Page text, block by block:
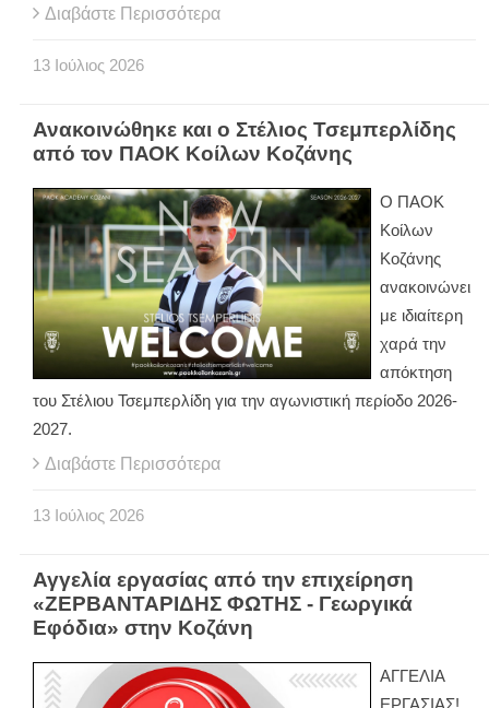
Διαβάστε Περισσότερα
13 Ιούλιος 2026
Ανακοινώθηκε και ο Στέλιος Τσεμπερλίδης
από τον ΠΑΟΚ Κοίλων Κοζάνης
Ο ΠΑΟΚ
Κοίλων
Κοζάνης
ανακοινώνει
με ιδιαίτερη
χαρά την
απόκτηση
του Στέλιου Τσεμπερλίδη για την αγωνιστική περίοδο 2026-
2027.
Διαβάστε Περισσότερα
13 Ιούλιος 2026
Αγγελία εργασίας από την επιχείρηση
«ΖΕΡΒΑΝΤΑΡΙΔΗΣ ΦΩΤΗΣ - Γεωργικά
Εφόδια» στην Κοζάνη
ΑΓΓΕΛΙΑ
ΕΡΓΑΣΙΑΣ!